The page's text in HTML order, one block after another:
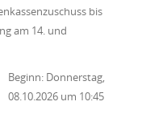
bis
am 14. und
Beginn: Donnerstag,
08.10.2026 um 10:45